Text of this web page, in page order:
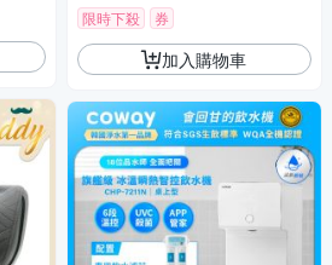
限時下殺 券
加入購物車